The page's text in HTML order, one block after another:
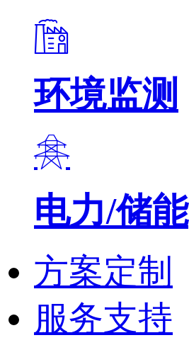
环境监测
电力/储能
方案定制
服务支持